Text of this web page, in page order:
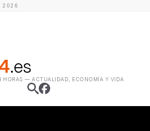
2026
.es
HORAS — ACTUALIDAD, ECONOMÍA Y VIDA